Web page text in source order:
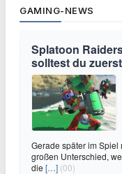
GAMING-NEWS
Splatoon
solltest du
Gerade später im
großen Unterschied,
die […] (00)